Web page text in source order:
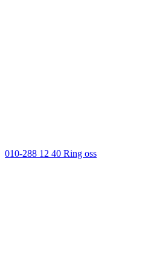
010-288 12 40 Ring oss